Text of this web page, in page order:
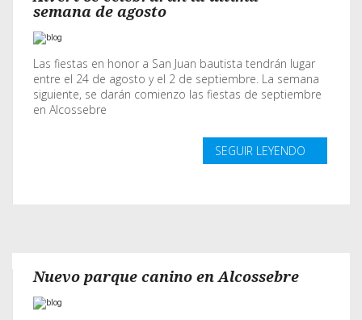
semana de agosto
Las fiestas en honor a San Juan bautista tendrán lugar
entre el 24 de agosto y el 2 de septiembre. La semana
siguiente, se darán comienzo las fiestas de septiembre
en Alcossebre
SEGUIR LEYENDO
Nuevo parque canino en Alcossebre